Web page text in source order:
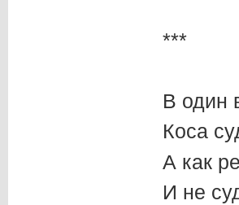
***
В один
Коса
А как
И не